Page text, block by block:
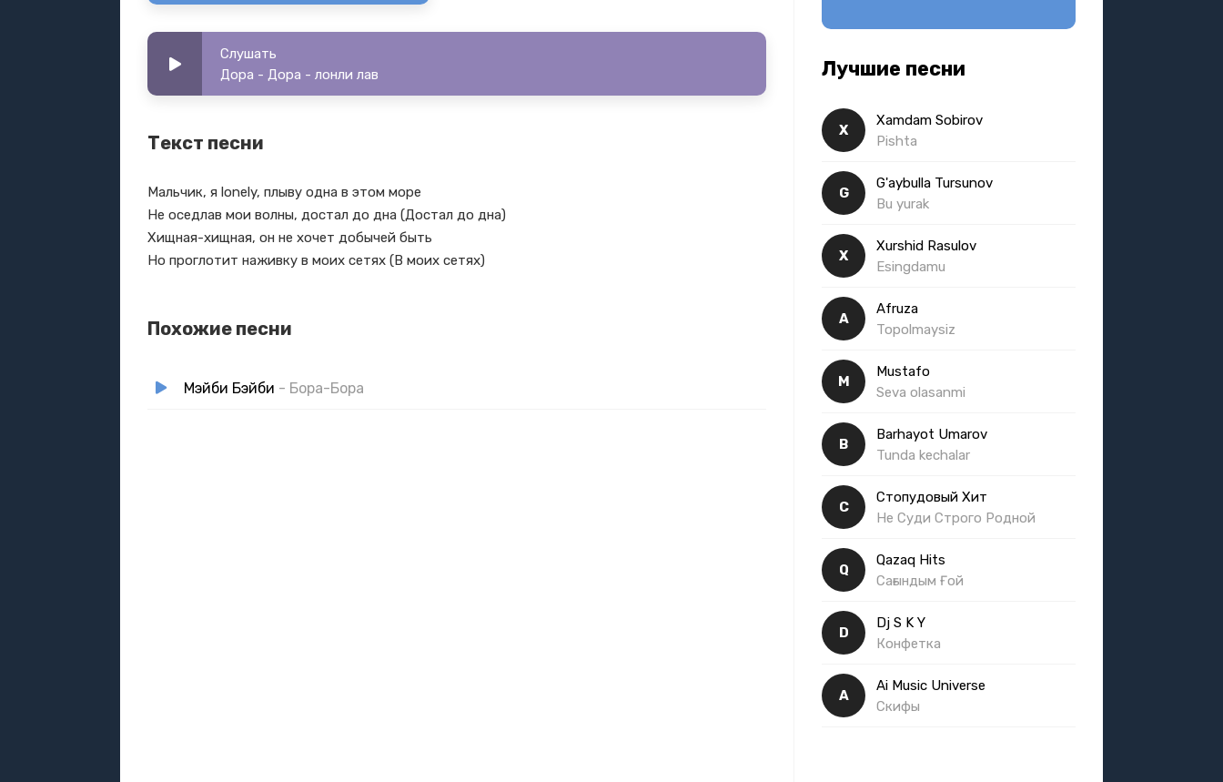
Слушать
Дора - Дора - лонли лав
Текст песни
Мальчик, я lonely, плыву одна в этом море
Не оседлав мои волны, достал до дна (Достал до дна)
Хищная-хищная, он не хочет добычей быть
Но проглотит наживку в моих сетях (В моих сетях)
Похожие песни
Мэйби Бэйби - Бора-Бора
Лучшие песни
X
Xamdam Sobirov
Pishta
G
G'aybulla Tursunov
Bu yurak
X
Xurshid Rasulov
Esingdamu
A
Afruza
Topolmaysiz
M
Mustafo
Seva olasanmi
B
Barhayot Umarov
Tunda kechalar
С
Стопудовый Хит
Не Суди Строго Родной
Q
Qazaq Hits
Сағындым Ғой
D
Dj S K Y
Конфетка
A
Ai Music Universe
Скифы